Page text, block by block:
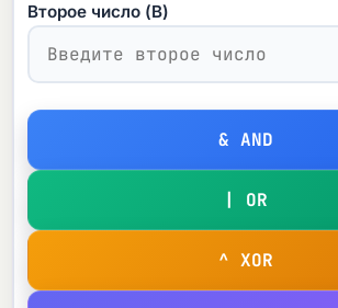
Второе число (B)
& AND
| OR
^ XOR